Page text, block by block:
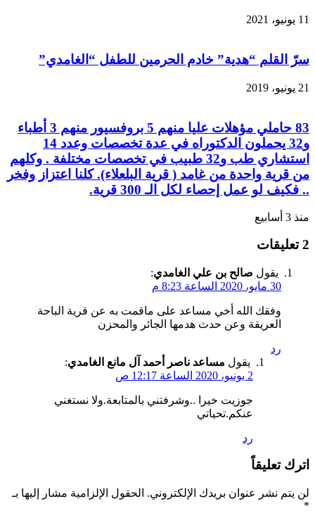
11 يونيو، 2021
سرّ القلم “هدية” خادم الحرمين للطفل “الغامدي”
21 يونيو، 2019
83 حاملي مؤهلات عليا منهم 5 بروفسيور منهم 3 أطباء
و32 يحملون الدكتوراه في عدة تخصصات وعدد 14
استشاري طب و32 طبيب في تخصصات مختلفة . وكلهم
من قرية واحدة من غامد ( قرية البلعلاء). كلنا اعتزاز وفخر
.. فكيف لو عمل إحصاء لكل الـ 300 قرية.
منذ 3 أسابيع
‫2 تعليقات
يقول صالح بن علي الغامدي:
30 مايو، 2020 الساعة 8:23 م
وفقك الله أخي مساعد على ماقمت به عن قرية الباحة
العريقة وعن حدث هدمها الجائر والمحزن
رد
يقول مساعد ناصر أحمد آل مانع الغامدي:
2 يونيو، 2020 الساعة 12:17 ص
جوزيت خيرا ..وشرفتني بالمتابعة.ولا نستغني
عنكم.تحياتي
رد
اترك تعليقاً
لن يتم نشر عنوان بريدك الإلكتروني. الحقول الإلزامية مشار إليها بـ
*